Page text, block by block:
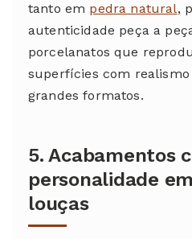
tanto em pedra natural,
autenticidade peça a
porcelanatos que
superfícies com
grandes formatos.
5. Acabamentos
personalidade
louças